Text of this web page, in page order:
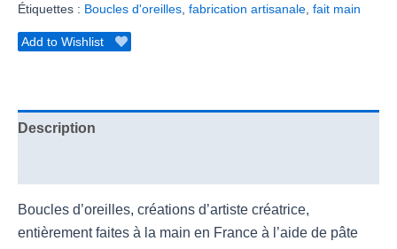
Étiquettes : Boucles d'oreilles fabrication artisanale fait main
Add to Wishlist
Description
Boucles d’oreilles, créations d’artiste créatrice,
entièrement faites à la main en France à l’aide de pâte